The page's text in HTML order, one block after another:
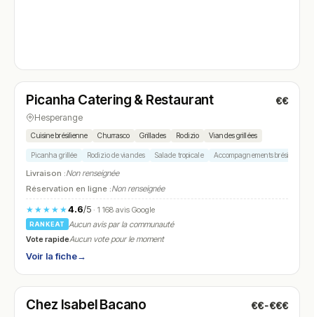
N° 4
Picanha Catering & Restaurant €€
Hesperange
Cuisine brésilienne Churrasco Grillades Rodizio Viandes grillées
Picanha grillée Rodizio de viandes Salade tropicale Accompagnements brésiliens
Livraison :Non renseignée
Réservation en ligne :Non renseignée
★★★★★4.6/5· 1 168 avis Google
RANKEAT
Aucun avis par la communauté
Vote rapideAucun vote pour le moment
Voir la fiche→
N° 5
Chez Isabel Bacano €€-€€€